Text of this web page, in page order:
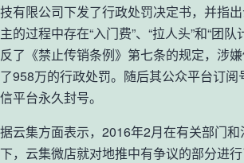
技有限公司下发了行政处罚决定书，并指
主的过程中存在“入门费”、“拉人头”和“团队
反了《禁止传销条例》第七条的规定，涉
了958万的行政处罚。随后其公众平台订阅
信平台永久封号。
据云集方面表示，2016年2月在有关部门
下，云集微店就对地推中有争议的部分进